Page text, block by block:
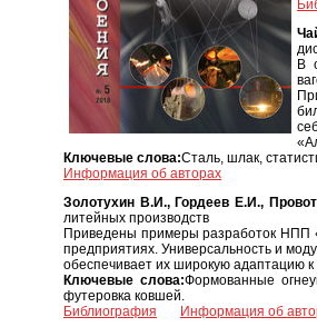
В
Ключевые слова:Сталь, шлак,
Информация об авторах
Золотухин В.И., Гордеев Е.И.,
литейных производств
Приведены примеры разработок НПП
предприятиях. Универсальность и
обеспечивает их широкую адаптацию
Ключевые слова:Формованные
футеровка ковшей.
Библиография
Информация об